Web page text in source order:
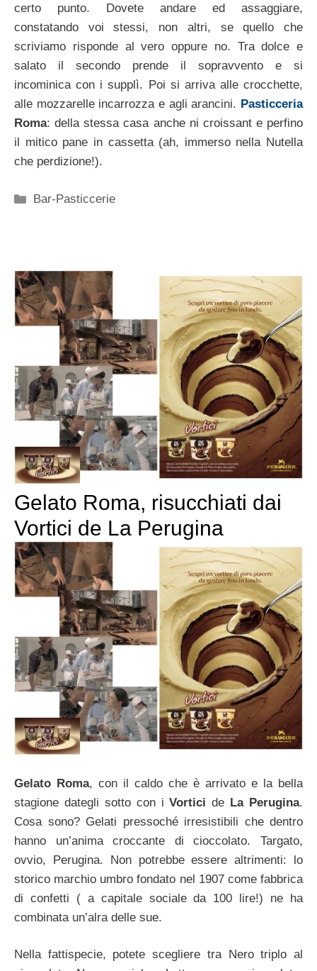
certo punto. Dovete andare ed assaggiare,
constatando voi stessi, non altri, se quello che
scriviamo risponde al vero oppure no. Tra dolce e
salato il secondo prende il sopravvento e si
incominica con i supplì. Poi si arriva alle crocchette,
alle mozzarelle incarrozza e agli arancini. Pasticceria
Roma: della stessa casa anche ni croissant e perfino
il mitico pane in cassetta (ah, immerso nella Nutella
che perdizione!).
Categorie
Bar-Pasticcerie
Gelato Roma, risucchiati dai
Vortici de La Perugina
Gelato Roma, con il caldo che è arrivato e la bella
stagione dategli sotto con iVortici de La Perugina.
Cosa sono? Gelati pressoché irresistibili che dentro
hanno un’anima croccante di cioccolato. Targato,
ovvio, Perugina. Non potrebbe essere altrimenti: lo
storico marchio umbro fondato nel 1907 come fabbrica
di confetti ( a capitale sociale da 100 lire!) ne ha
combinata un’alra delle sue.
Nella fattispecie, potete scegliere tra Nero triplo al